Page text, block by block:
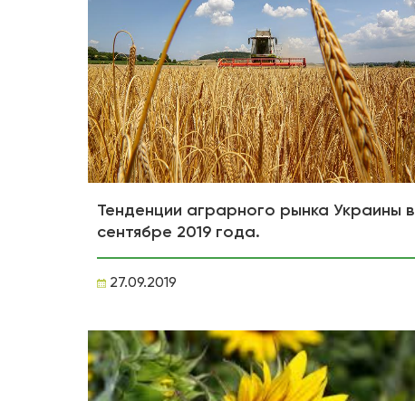
Тенденции аграрного рынка Украины в
сентябре 2019 года.
27.09.2019